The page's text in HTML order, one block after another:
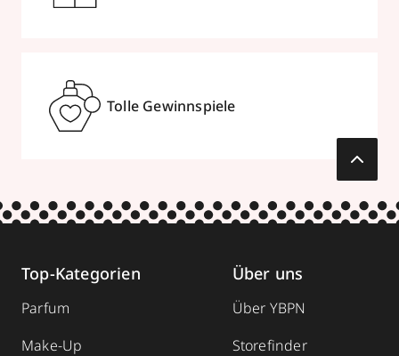
Tolle Gewinnspiele
Top-Kategorien
Parfum
Make-Up
Über uns
Über YBPN
Storefinder